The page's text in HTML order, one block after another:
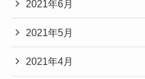
2021年6月
2021年5月
2021年4月